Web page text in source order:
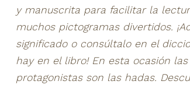
y manuscrita para facilitar la
muchos pictogramas divertidos.
significado o consúltalo en el
hay en el libro! En esta ocasión las
protagonistas son las hadas.